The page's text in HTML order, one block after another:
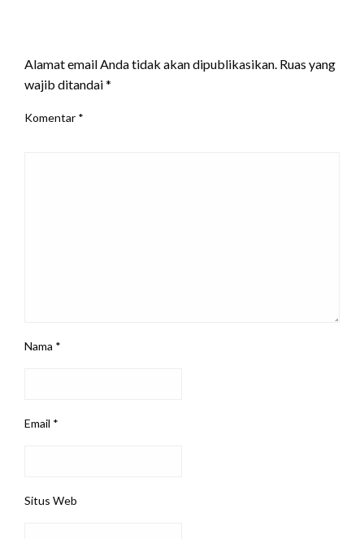
Alamat email Anda tidak akan dipublikasikan. Ruas yang
wajib ditandai*
Komentar *
Nama *
Email *
Situs Web